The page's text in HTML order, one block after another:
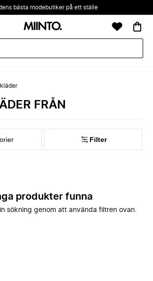
bästa modebutiker på ett ställe
FRÅN
Filter
produkter funna
sökning genom att använda filtren ovan.